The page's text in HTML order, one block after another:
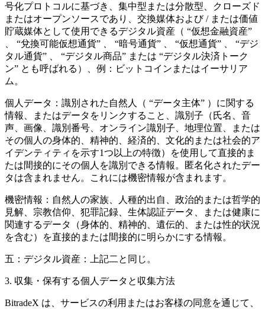
号化プロトコルに基づき、集中型または分散型、クローズド
またはオープンソースであり、交換媒体および / または価値
貯蔵媒体として使用できるデジタル資産（ “仮想金融資産”
“兌換可能仮想通貨” “暗号通貨” “仮想通貨”
“デジ
タル通貨”
“デジタル商品” または “デジタル決済トーク
ン” とも呼ばれる）、例：ビットコインまたはイーサリア
ム。
個人データ：識別された自然人（ “データ主体” ）に関する
情報、またはデータをリンクすること、識別子（氏名、音
声、画像、識別番号、オンライン識別子、地理位置、または
その個人の身体的、精神的、経済的、文化的または社会的ア
イデンティティを示す1つ以上の特徴）を使用して直接的ま
たは間接的にその個人を識別できる情報。匿名化されたデー
タは含まれません。これには機密情報が含まれます。
機密情報：自然人の家族、人種的出自、政治的または哲学的
見解、宗教信仰、犯罪記録、生体認証データ、または健康に
関連するデータ（身体的、精神的、遺伝的、または性的状況
を含む）を直接的または間接的に明らかにする情報。
五：デジタル資産：上記二と同じ。
3. 収集・保有する個人データと収集方法
BitradeX は、サービスの利用またはお客様の同意を通じて、